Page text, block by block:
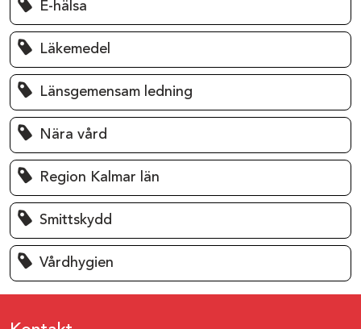
E-hälsa
Läkemedel
Länsgemensam ledning
Nära vård
Region Kalmar län
Smittskydd
Vårdhygien